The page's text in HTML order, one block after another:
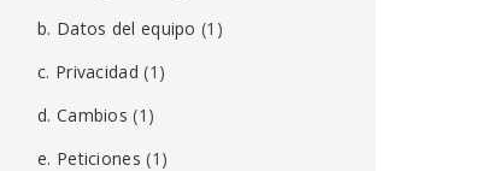
b. Datos del equipo (1)
c. Privacidad (1)
d. Cambios (1)
e. Peticiones (1)